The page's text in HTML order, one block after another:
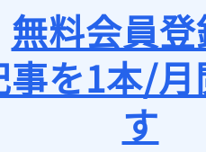
無料会員
事を1本/
す